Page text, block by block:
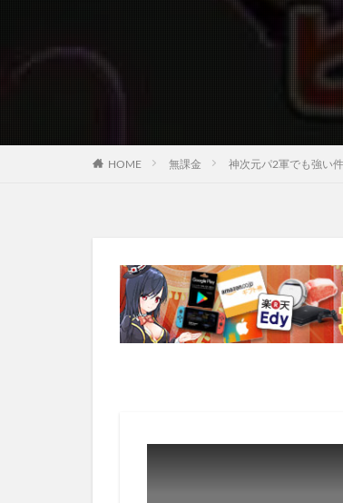
HOME 無課金 神次元パ2軍でも強い